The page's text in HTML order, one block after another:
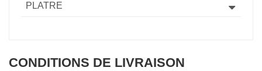
PLATRE
CONDITIONS DE LIVRAISON